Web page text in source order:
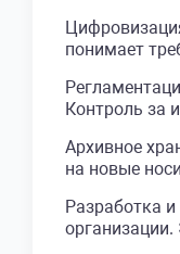
понимает
Контроль за
Архивное
на новые
Разработка